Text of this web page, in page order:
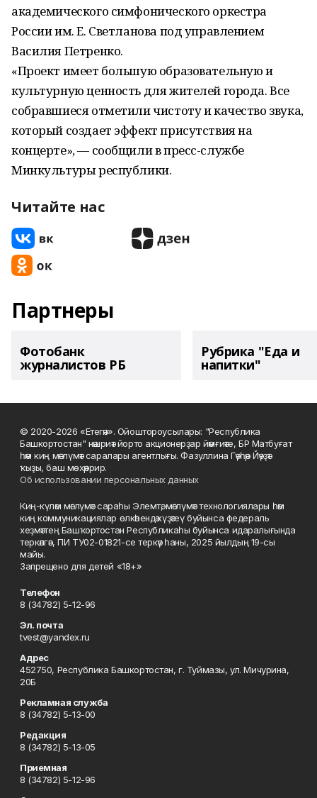
академического симфонического оркестра
России им. Е. Светланова под управлением
Василия Петренко.
«Проект имеет большую образовательную и
культурную ценность для жителей города. Все
собравшиеся отметили чистоту и качество звука,
который создает эффект присутствия на
концерте», — сообщили в пресс-службе
Минкультуры республики.
Читайте нас
Партнеры
Фотобанк
журналистов РБ
Рубрика "Еда и
напитки"
© 2020-2026 «Етегән». Ойоштороусылары: "Республика
Башкортостан" нәшриәт йорто акционерҙар йәмғиәте, БР Матбуғат
һәм киң мәғлүмәт саралары агентлығы. Фазуллина Гәүһәр Йәүҙәт
ҡыҙы, баш мөхәррир.
Об использовании персональных данных
Киң-күләм мәғлүмәт сараһы Элемтә, мәғлүмәт технологиялары һәм
киң коммуникациялар өлкәһендә күҙәтеү буйынса федераль
хеҙмәттең Башҡортостан Республикаһы буйынса идаралығында
теркәлгән, ПИ ТУ02-01821-се теркәү һаны, 2025 йылдың 19-сы
майы.
Запрещено для детей «18+»
Телефон
8 (34782) 5-12-96
Эл. почта
tvest@yandex.ru
Адрес
452750, Республика Башкортостан, г. Туймазы, ул. Мичурина,
20Б
Рекламная служба
8 (34782) 5-13-00
Редакция
8 (34782) 5-13-05
Приемная
8 (34782) 5-12-96